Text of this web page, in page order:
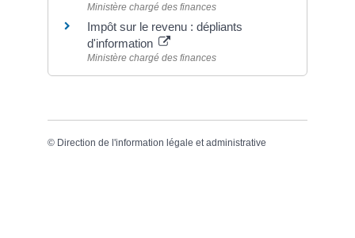
Ministère chargé des finances
Impôt sur le revenu : dépliants
d'information
Ministère chargé des finances
© Direction de l'information légale et administrative